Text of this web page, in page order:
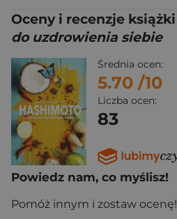
Oceny i recenzje książki
do uzdrowienia siebie
Średnia ocen:
5.70 /10
Liczba ocen:
83
Powiedz nam, co myślisz!
Pomóż innym i zostaw ocenę!